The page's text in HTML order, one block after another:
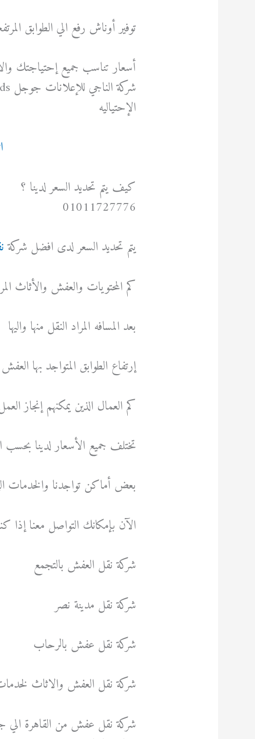
توفير أوناش رفع الي الطوابق
أسعار تناسب جميع إحتياجتك
الإحتياليه
كيف يتم تحديد السعر لدينا ؟
01011727776
يتم تحديد السعر لدى افضل شركة
كم المحتويات والعفش والأثاث
بعد المسافه المراد النقل منها واليها
إرتفاع الطوابق المتواجد بها
كم العمال الذين يمكنهم إنجاز
تختلف جميع الأسعار لدينا
بعض أماكن تواجدنا والخدمات
الآن بإمكانك التواصل معنا إذا
شركة نقل العفش بالتجمع
شركة نقل مدينة نصر
شركة نقل عفش بالرحاب
شركة نقل العفش والاثاث
شركة نقل عفش من القاهرة الي